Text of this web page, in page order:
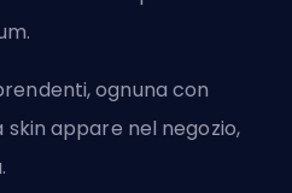
ognuna con
appare nel negozio,